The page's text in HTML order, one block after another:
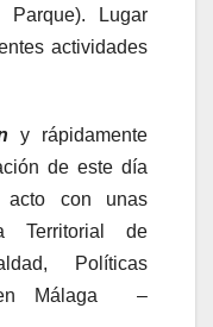
Lugar
actividades
y rápidamente
de este día
acto con unas
Territorial de
Políticas
en Málaga –